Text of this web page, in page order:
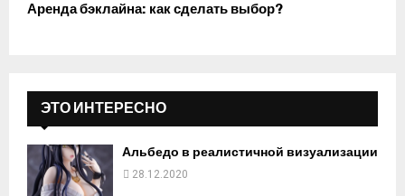
Аренда бэклайна: как сделать выбор?
ЭТО ИНТЕРЕСНО
Альбедо в реалистичной визуализации
28.12.2020